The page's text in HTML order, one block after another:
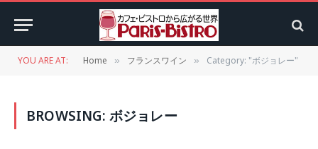
YOU ARE AT: Home » フランスワイン » Category: "ボジョレー"
BROWSING: ボジョレー